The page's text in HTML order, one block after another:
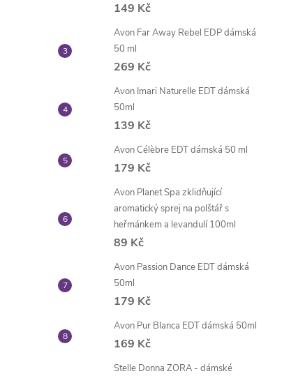
149 Kč
Avon Far Away Rebel EDP dámská
50 ml
269 Kč
Avon Imari Naturelle EDT dámská
50ml
139 Kč
Avon Célèbre EDT dámská 50 ml
179 Kč
Avon Planet Spa zklidňující
aromatický sprej na polštář s
heřmánkem a levandulí 100ml
89 Kč
Avon Passion Dance EDT dámská
50ml
179 Kč
Avon Pur Blanca EDT dámská 50ml
169 Kč
Stelle Donna ZORA - dámské